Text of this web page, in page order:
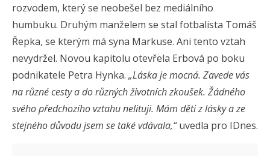
rozvodem, který se neobešel bez mediálního
humbuku. Druhým manželem se stal fotbalista Tomáš
Řepka, se kterým má syna Markuse. Ani tento vztah
nevydržel. Novou kapitolu otevřela Erbová po boku
podnikatele Petra Hynka. „Láska je mocná. Zavede vás
na různé cesty a do různých životních zkoušek. Žádného
svého předchozího vztahu nelituji. Mám děti z lásky a ze
stejného důvodu jsem se také vdávala,“uvedla pro IDnes.